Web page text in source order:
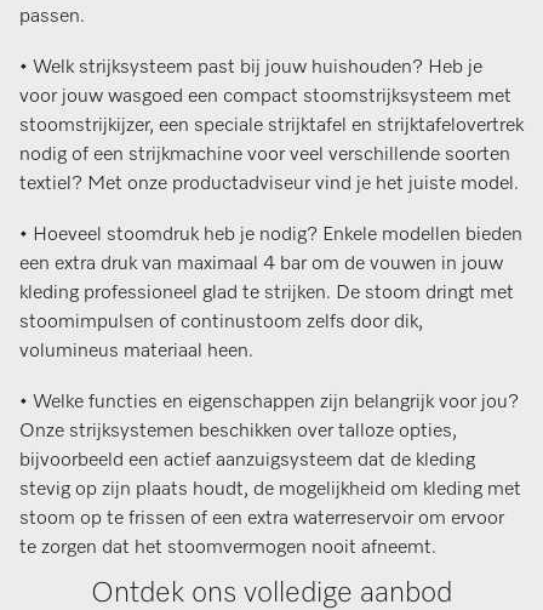
passen.
• Welk strijksysteem past bij jouw huishouden? Heb je
voor jouw wasgoed een compact stoomstrijksysteem met
stoomstrijkijzer, een speciale strijktafel en strijktafelovertrek
nodig of een strijkmachine voor veel verschillende soorten
textiel? Met onze productadviseur vind je het juiste model.
• Hoeveel stoomdruk heb je nodig? Enkele modellen bieden
een extra druk van maximaal 4 bar om de vouwen in jouw
kleding professioneel glad te strijken. De stoom dringt met
stoomimpulsen of continustoom zelfs door dik,
volumineus materiaal heen.
• Welke functies en eigenschappen zijn belangrijk voor jou?
Onze strijksystemen beschikken over talloze opties,
bijvoorbeeld een actief aanzuigsysteem dat de kleding
stevig op zijn plaats houdt, de mogelijkheid om kleding met
stoom op te frissen of een extra waterreservoir om ervoor
te zorgen dat het stoomvermogen nooit afneemt.
Ontdek ons volledige aanbod